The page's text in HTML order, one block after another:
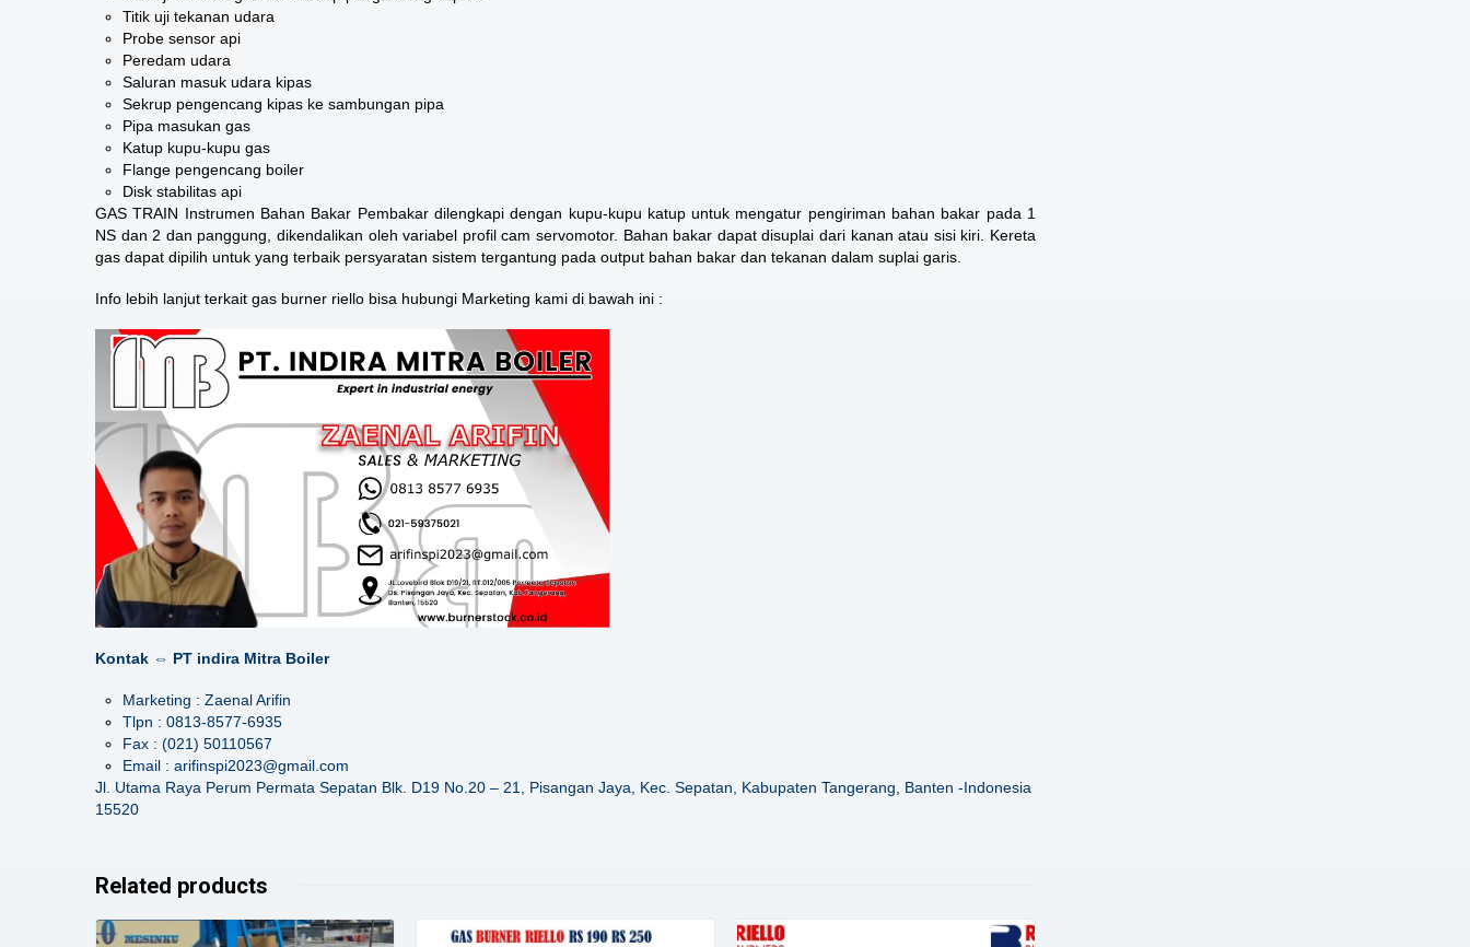
Titik uji tekanan udara
Probe sensor api
Peredam udara
Saluran masuk udara kipas
Sekrup pengencang kipas ke sambungan pipa
Pipa masukan gas
Katup kupu-kupu gas
Flange pengencang boiler
Disk stabilitas api
GAS TRAIN Instrumen Bahan Bakar Pembakar dilengkapi dengan kupu-kupu katup untuk mengatur pengiriman bahan bakar pada 1
NS dan 2 dan panggung, dikendalikan oleh variabel profil cam servomotor. Bahan bakar dapat disuplai dari kanan atau sisi kiri. Kereta
gas dapat dipilih untuk yang terbaik persyaratan sistem tergantung pada output bahan bakar dan tekanan dalam suplai garis.
Info lebih lanjut terkait gas burner riello bisa hubungi Marketing kami di bawah ini :
Kontak ⇔ PT indira Mitra Boiler
Marketing : Zaenal Arifin
Tlpn : 0813-8577-6935
Fax : (021) 50110567
Email : arifinspi2023@gmail.com
Jl. Utama Raya Perum Permata Sepatan Blk. D19 No.20 – 21, Pisangan Jaya, Kec. Sepatan, Kabupaten Tangerang, Banten -Indonesia
15520
Related products